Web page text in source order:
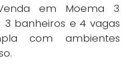
em Moema 3
3 banheiros e 4 vagas
com ambientes